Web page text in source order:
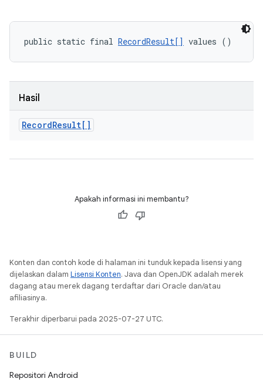
public static final RecordResult[] values ()
Hasil
RecordResult[]
Apakah informasi ini membantu?
Konten dan contoh kode di halaman ini tunduk kepada lisensi yang
dijelaskan dalam Lisensi Konten. Java dan OpenJDK adalah merek
dagang atau merek dagang terdaftar dari Oracle dan/atau
afiliasinya.
Terakhir diperbarui pada 2025-07-27 UTC.
BUILD
Repositori Android